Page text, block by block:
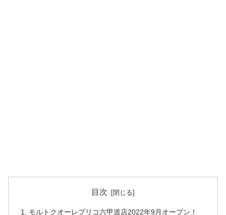
目次
モルトクオーレプリコ六甲道店2022年9月オープン！